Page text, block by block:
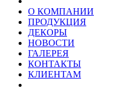
О КОМПАНИИ
ПРОДУКЦИЯ
ДЕКОРЫ
НОВОСТИ
ГАЛЕРЕЯ
КОНТАКТЫ
КЛИЕНТАМ